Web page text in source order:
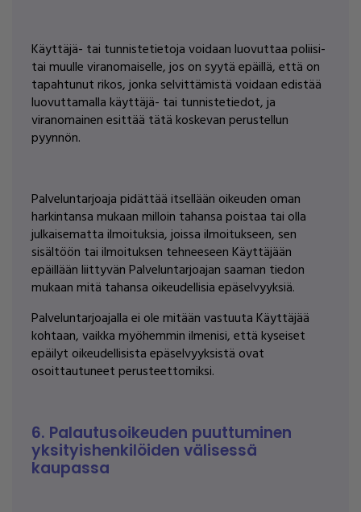
Käyttäjä- tai tunnistetietoja voidaan luovuttaa poliisi-
tai muulle viranomaiselle, jos on syytä epäillä, että on
tapahtunut rikos, jonka selvittämistä voidaan edistää
luovuttamalla käyttäjä- tai tunnistetiedot, ja
viranomainen esittää tätä koskevan perustellun
pyynnön.
Palveluntarjoaja pidättää itsellään oikeuden oman
harkintansa mukaan milloin tahansa poistaa tai olla
julkaisematta ilmoituksia, joissa ilmoitukseen, sen
sisältöön tai ilmoituksen tehneeseen Käyttäjään
epäillään liittyvän Palveluntarjoajan saaman tiedon
mukaan mitä tahansa oikeudellisia epäselvyyksiä.
Palveluntarjoajalla ei ole mitään vastuuta Käyttäjää
kohtaan, vaikka myöhemmin ilmenisi, että kyseiset
epäilyt oikeudellisista epäselvyyksistä ovat
osoittautuneet perusteettomiksi.
6. Palautusoikeuden puuttuminen
yksityishenkilöiden välisessä
kaupassa